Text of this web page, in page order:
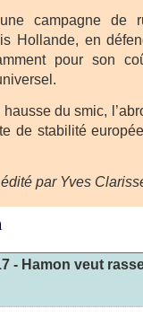
campagne de
Hollande, en
pour son
du smic,
de stabilité
par Yves
- Hamon veut